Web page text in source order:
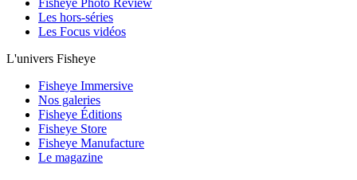
Les hors-séries
Les Focus vidéos
L'univers Fisheye
Fisheye Immersive
Nos galeries
Fisheye Éditions
Fisheye Store
Fisheye Manufacture
Le magazine